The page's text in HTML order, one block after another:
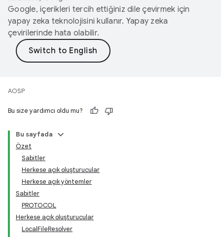
Google, içerikleri tercih ettiğiniz dile çevirmek için
yapay zeka teknolojisini kullanır. Yapay zeka
çevirilerinde hata olabilir.
AOSP
Bu size yardımcı oldu mu?
Bu sayfada
Özet
Sabitler
Herkese açık oluşturucular
Herkese açık yöntemler
Sabitler
PROTOCOL
Herkese açık oluşturucular
LocalFileResolver